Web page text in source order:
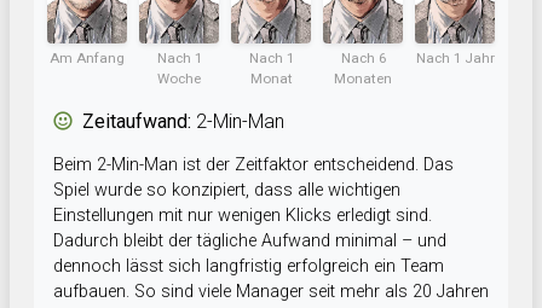
Am Anfang
Nach 1
Woche
Nach 1
Monat
Nach 6
Monaten
Nach 1 Jahr
Zeitaufwand: 2-Min-Man
Beim 2-Min-Man ist der Zeitfaktor entscheidend. Das
Spiel wurde so konzipiert, dass alle wichtigen
Einstellungen mit nur wenigen Klicks erledigt sind.
Dadurch bleibt der tägliche Aufwand minimal – und
dennoch lässt sich langfristig erfolgreich ein Team
aufbauen. So sind viele Manager seit mehr als 20 Jahren